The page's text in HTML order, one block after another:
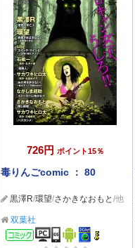
726円 ポイント15％
毒りんごcomic ： 80
黒澤R/環望/さかきなおもと /他
双葉社
コミック